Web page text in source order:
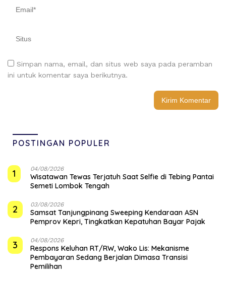
Simpan nama, email, dan situs web saya pada peramban
ini untuk komentar saya berikutnya.
POSTINGAN POPULER
1 04/08/2026
Wisatawan Tewas Terjatuh Saat Selfie di Tebing Pantai
Semeti Lombok Tengah
2 03/08/2026
Samsat Tanjungpinang Sweeping Kendaraan ASN
Pemprov Kepri, Tingkatkan Kepatuhan Bayar Pajak
3 04/08/2026
‎Respons Keluhan RT/RW, Wako Lis: Mekanisme
Pembayaran Sedang Berjalan Dimasa Transisi
Pemilihan